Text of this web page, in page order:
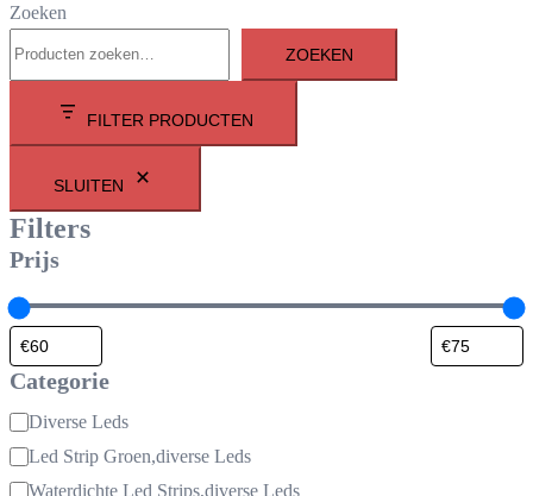
Zoeken
ZOEKEN
FILTER PRODUCTEN
SLUITEN
Filters
Prijs
Categorie
Categorie
Diverse Leds
Led Strip Groen,diverse Leds
Waterdichte Led Strips,diverse Leds